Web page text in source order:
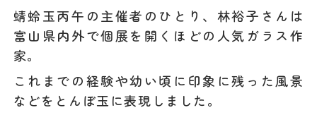
蜻蛉玉丙午の主催者のひとり、林裕子さんは
富山県内外で個展を開くほどの人気ガラス作
家。
これまでの経験や幼い頃に印象に残った風景
などをとんぼ玉に表現しました。